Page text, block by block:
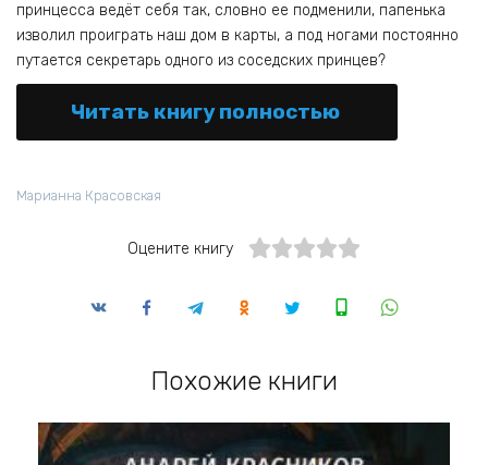
принцесса ведёт себя так, словно ее подменили, папенька
изволил проиграть наш дом в карты, а под ногами постоянно
путается секретарь одного из соседских принцев?
Читать книгу полностью
Марианна Красовская
Оцените книгу
Похожие книги